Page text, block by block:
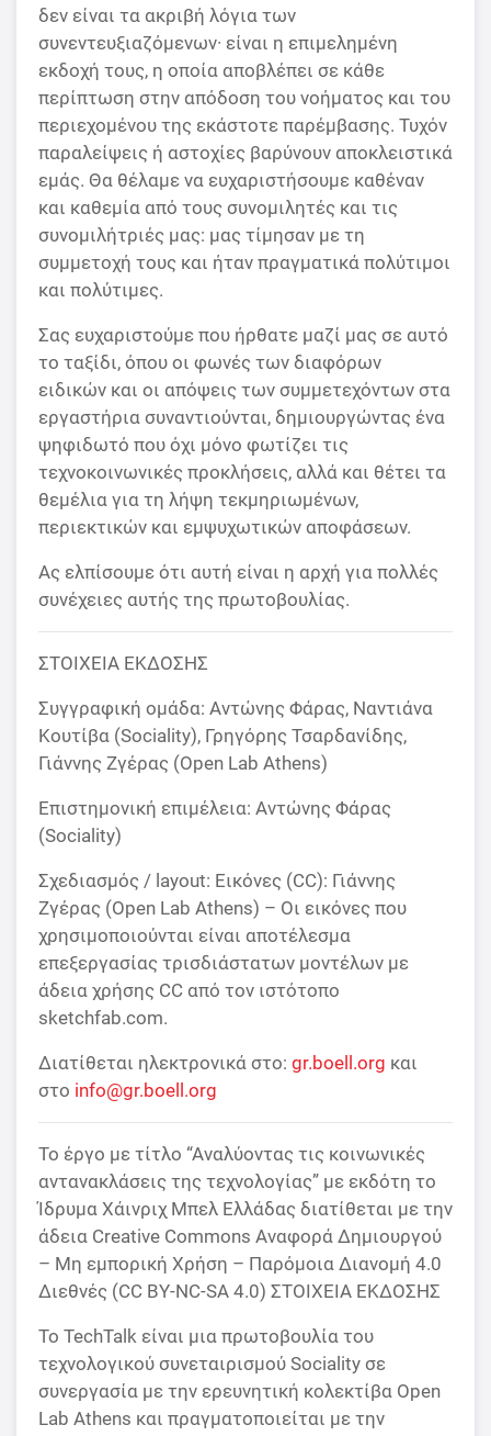
δεν είναι τα ακριβή λόγια των
συνεντευξιαζόμενων· είναι η επιμελημένη
εκδοχή τους, η οποία αποβλέπει σε κάθε
περίπτωση στην απόδοση του νοήματος και του
περιεχομένου της εκάστοτε παρέμβασης. Τυχόν
παραλείψεις ή αστοχίες βαρύνουν αποκλειστικά
εμάς. Θα θέλαμε να ευχαριστήσουμε καθέναν
και καθεμία από τους συνομιλητές και τις
συνομιλήτριές μας: μας τίμησαν με τη
συμμετοχή τους και ήταν πραγματικά πολύτιμοι
και πολύτιμες.
Σας ευχαριστούμε που ήρθατε μαζί μας σε αυτό
το ταξίδι, όπου οι φωνές των διαφόρων
ειδικών και οι απόψεις των συμμετεχόντων στα
εργαστήρια συναντιούνται, δημιουργώντας ένα
ψηφιδωτό που όχι μόνο φωτίζει τις
τεχνοκοινωνικές προκλήσεις, αλλά και θέτει τα
θεμέλια για τη λήψη τεκμηριωμένων,
περιεκτικών και εμψυχωτικών αποφάσεων.
Ας ελπίσουμε ότι αυτή είναι η αρχή για πολλές
συνέχειες αυτής της πρωτοβουλίας.
ΣΤΟΙΧΕΙΑ ΕΚΔΟΣΗΣ
Συγγραφική ομάδα: Αντώνης Φάρας, Ναντιάνα
Κουτίβα (Sociality), Γρηγόρης Τσαρδανίδης,
Γιάννης Ζγέρας (Open Lab Athens)
Επιστημονική επιμέλεια: Αντώνης Φάρας
(Sociality)
Σχεδιασμός / layout: Εικόνες (CC): Γιάννης
Ζγέρας (Open Lab Athens) – Οι εικόνες που
χρησιμοποιούνται είναι αποτέλεσμα
επεξεργασίας τρισδιάστατων μοντέλων με
άδεια χρήσης CC από τον ιστότοπο
sketchfab.com.
Διατίθεται ηλεκτρονικά στο: gr.boell.org και
στο info@gr.boell.org
Το έργο με τίτλο “Αναλύοντας τις κοινωνικές
αντανακλάσεις της τεχνολογίας” με εκδότη το
Ίδρυμα Χάινριχ Μπελ Ελλάδας διατίθεται με την
άδεια Creative Commons Αναφορά Δημιουργού
– Μη εμπορική Χρήση – Παρόμοια Διανομή 4.0
Διεθνές (CC BY-NC-SA 4.0) ΣΤΟΙΧΕΙΑ ΕΚΔΟΣΗΣ
Το TechTalk είναι μια πρωτοβουλία του
τεχνολογικού συνεταιρισμού Sociality σε
συνεργασία με την ερευνητική κολεκτίβα Open
Lab Athens και πραγματοποιείται με την